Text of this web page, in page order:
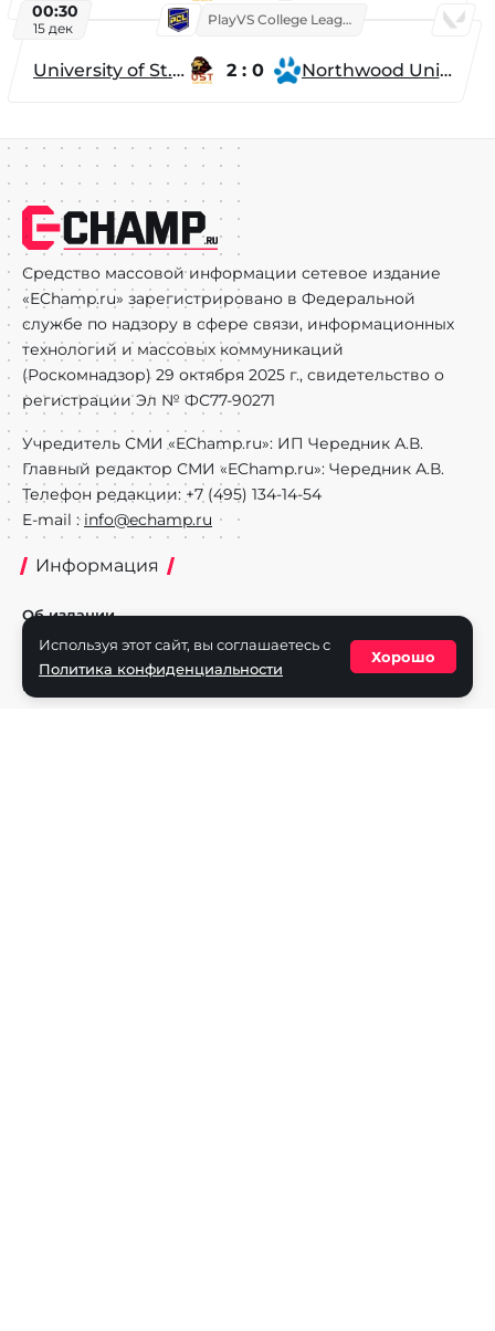
00:30
15 дек
PlayVS College League 2025: Fall
University of St. Thomas 2 : 0 Northwood University
Средство массовой информации сетевое издание
«EChamp.ru» зарегистрировано в Федеральной
службе по надзору в сфере связи, информационных
технологий и массовых коммуникаций
(Роскомнадзор) 29 октября 2025 г., свидетельство о
регистрации Эл № ФС77-90271
Учредитель СМИ «EChamp.ru»: ИП Чередник А.В.
Главный редактор СМИ «EChamp.ru»: Чередник А.В.
Телефон редакции: +7 (495) 134-14-54
E-mail : info@echamp.ru
Информация
Об издании
Реклама на портале
Политика конфиденциальности
Используя этот сайт, вы соглашаетесь с
Политика конфиденциальности
Хорошо